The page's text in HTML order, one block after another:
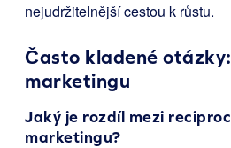
nejudržitelnější cestou k růstu.
Často kladené
marketingu
Jaký je rozdíl mezi
marketingu?